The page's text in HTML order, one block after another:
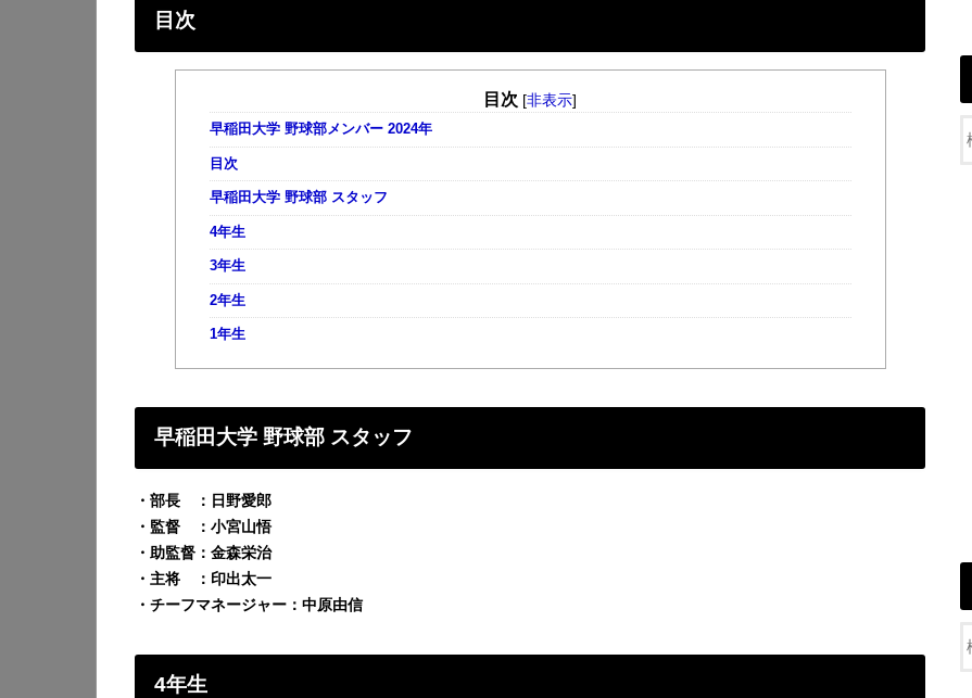
目次
目次 [非表示]
早稲田大学 野球部メンバー 2024年
目次
早稲田大学 野球部 スタッフ
4年生
3年生
2年生
1年生
早稲田大学 野球部 スタッフ
・部長 ：日野愛郎
・監督 ：小宮山悟
・助監督：金森栄治
・主将 ：印出太一
・チーフマネージャー：中原由信
4年生